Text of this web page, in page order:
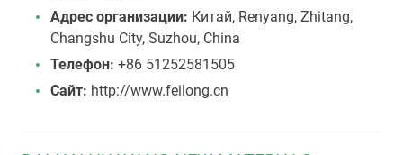
Адрес организации: Китай, Renyang, Zhitang,
Changshu City, Suzhou, China
Телефон: +86 51252581505
Сайт: http://www.feilong.cn